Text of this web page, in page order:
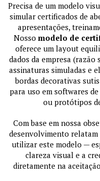
Precisa de um modelo
simular certificados de
apresentações,
Nosso modelo de
oferece um layout
dados da empresa (razão
assinaturas simuladas e
bordas decorativas
para uso em softwares
ou protótipos
Com base em nossa
desenvolvimento
utilizar este modelo —
clareza visual e a
diretamente na